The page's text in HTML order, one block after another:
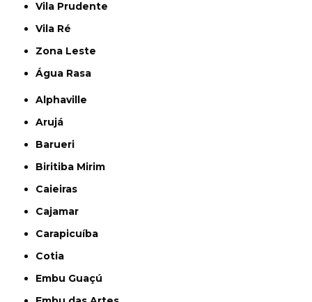
Vila Prudente
Vila Ré
Zona Leste
Água Rasa
Alphaville
Arujá
Barueri
Biritiba Mirim
Caieiras
Cajamar
Carapicuíba
Cotia
Embu Guaçú